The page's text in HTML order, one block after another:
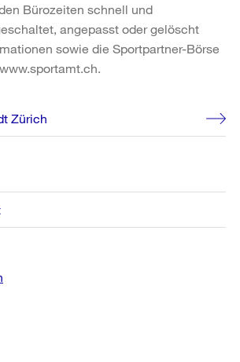
Bürozeiten schnell und
angepasst oder gelöscht
sowie die Sportpartner-Börse
Zürich